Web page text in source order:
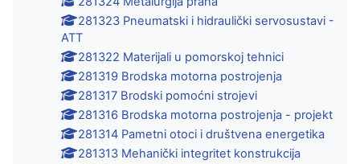
281323 Pneumatski i hidraulički servosustavi -
ATT
281322 Materijali u pomorskoj tehnici
281319 Brodska motorna postrojenja
281317 Brodski pomoćni strojevi
281316 Brodska motorna postrojenja - projekt
281314 Pametni otoci i društvena energetika
281313 Mehanički integritet konstrukcija